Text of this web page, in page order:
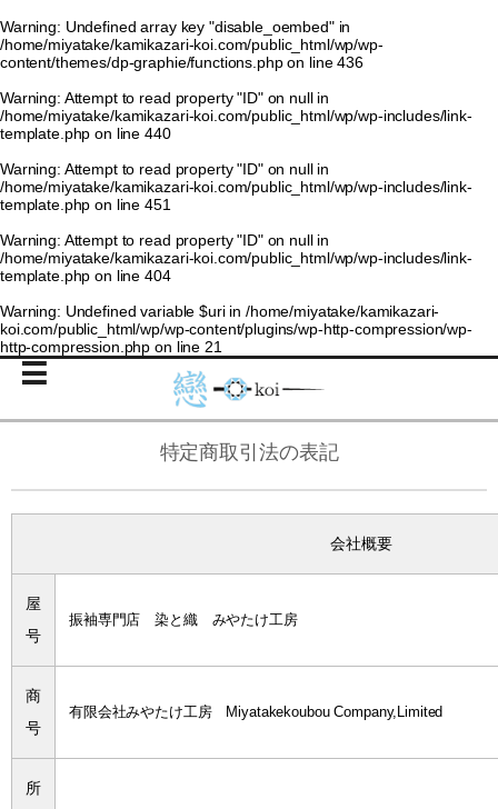
Warning: Undefined array key "disable_oembed" in
/home/miyatake/kamikazari-koi.com/public_html/wp/wp-
content/themes/dp-graphie/functions.phpon line436
Warning: Attempt to read property "ID" on null in
/home/miyatake/kamikazari-koi.com/public_html/wp/wp-includes/link-
template.php on line440
Warning: Attempt to read property "ID" on null in
/home/miyatake/kamikazari-koi.com/public_html/wp/wp-includes/link-
template.php on line451
Warning: Attempt to read property "ID" on null in
/home/miyatake/kamikazari-koi.com/public_html/wp/wp-includes/link-
template.php on line404
Warning: Undefined variable $uri in /home/miyatake/kamikazari-
koi.com/public_html/wp/wp-content/plugins/wp-http-compression/wp-
http-compression.php on line 21
特定商取引法の表記
会社概要
屋
号
振袖専門店 染と織 みやたけ工房
商
号
有限会社みやたけ工房 Miyatakekoubou Company,Limited
所